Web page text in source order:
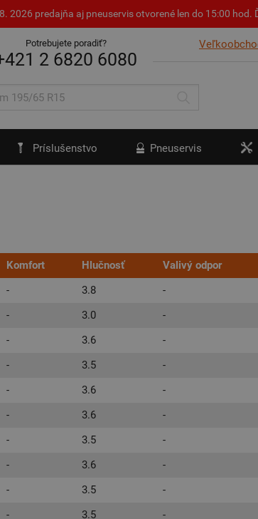
2026 predajňa aj pneuservis otvorené len do 15:00 hod.
Potrebujete poradiť?
2 6820 6080
Príslušenstvo Pneuservis
Komfort Hlučnosť Valivý odpor
- 3.8 -
- 3.0 -
- 3.6 -
- 3.5 -
- 3.6 -
- 3.6 -
- 3.5 -
- 3.6 -
- 3.5 -
- 3.5 -